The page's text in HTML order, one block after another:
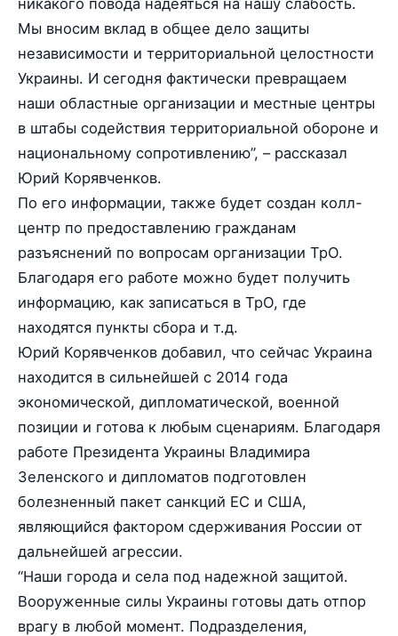
никакого повода надеяться на нашу слабость.
Мы вносим вклад в общее дело защиты
независимости и территориальной целостности
Украины. И сегодня фактически превращаем
наши областные организации и местные центры
в штабы содействия территориальной обороне и
национальному сопротивлению”, – рассказал
Юрий Корявченков.
По его информации, также будет создан колл-
центр по предоставлению гражданам
разъяснений по вопросам организации ТрО.
Благодаря его работе можно будет получить
информацию, как записаться в ТрО, где
находятся пункты сбора и т.д.
Юрий Корявченков добавил, что сейчас Украина
находится в сильнейшей с 2014 года
экономической, дипломатической, военной
позиции и готова к любым сценариям. Благодаря
работе Президента Украины Владимира
Зеленского и дипломатов подготовлен
болезненный пакет санкций ЕС и США,
являющийся фактором сдерживания России от
дальнейшей агрессии.
“Наши города и села под надежной защитой.
Вооруженные силы Украины готовы дать отпор
врагу в любой момент. Подразделения,